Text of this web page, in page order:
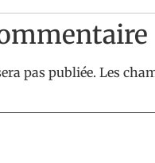
pas publiée. Les